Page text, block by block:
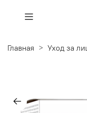
Главная Уход за